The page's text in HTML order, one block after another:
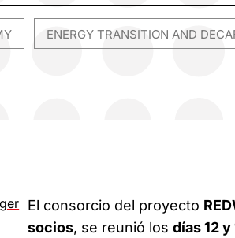
ENERGY TRANSITION AND
El consorcio del proyecto
socios, se reunió los días 12